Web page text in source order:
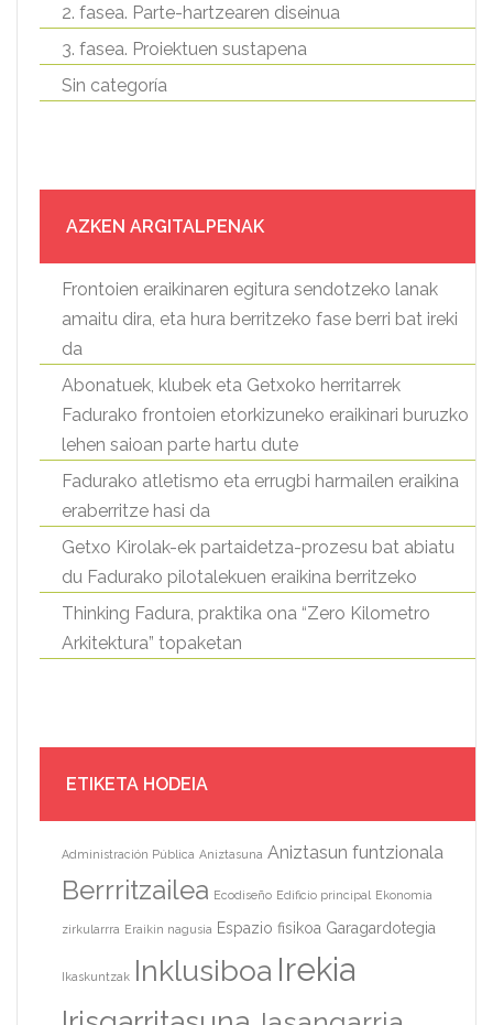
2. fasea. Parte-hartzearen diseinua
3. fasea. Proiektuen sustapena
Sin categoría
AZKEN ARGITALPENAK
Frontoien eraikinaren egitura sendotzeko lanak
amaitu dira, eta hura berritzeko fase berri bat ireki
da
Abonatuek, klubek eta Getxoko herritarrek
Fadurako frontoien etorkizuneko eraikinari buruzko
lehen saioan parte hartu dute
Fadurako atletismo eta errugbi harmailen eraikina
eraberritze hasi da
Getxo Kirolak-ek partaidetza-prozesu bat abiatu
du Fadurako pilotalekuen eraikina berritzeko
Thinking Fadura, praktika ona “Zero Kilometro
Arkitektura” topaketan
ETIKETA HODEIA
Administración Pública Aniztasuna Aniztasun funtzionala
Berrritzailea Ecodiseño Edificio principal Ekonomia
zirkularrra Eraikin nagusia Espazio fisikoa Garagardotegia
Ikaskuntzak Inklusiboa Irekia